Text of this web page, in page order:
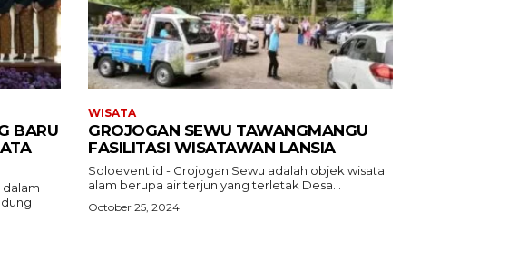
BARU
dalam
WISATA
GROJOGAN SEWU TAWANGMANGU
FASILITASI WISATAWAN LANSIA
Soloevent.id - Grojogan Sewu adalah objek wisata
alam berupa air terjun yang terletak Desa...
October 25, 2024